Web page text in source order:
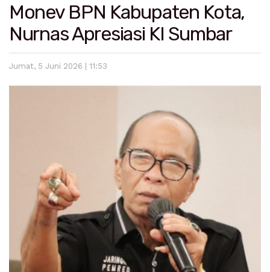
Monev BPN Kabupaten Kota,
Nurnas Apresiasi KI Sumbar
Jumat, 5 Juni 2026 | 11:53